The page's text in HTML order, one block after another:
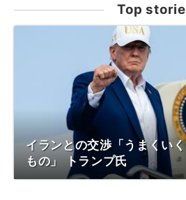
Top
イランとの交渉「うまくい
もの」 トランプ氏